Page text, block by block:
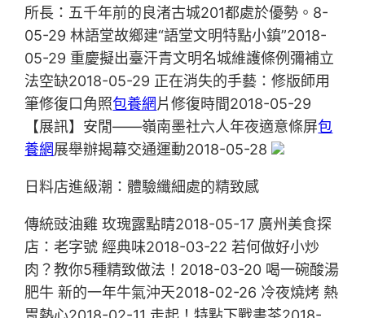
所長：五千年前的良渚古城201都處於優勢。8-
05-29 林語堂故鄉建“語堂文明特點小鎮”2018-
05-29 重慶擬出臺汗青文明名城維護條例彌補立
法空缺2018-05-29 正在消失的手藝：修版師用
筆修復口角照包養網片修復時間2018-05-29
【展訊】安閒——嶺南墨社六人年夜適意條屏包
養網展舉辦揭幕交通運動2018-05-28
日料店進級潮：體驗纖細處的精致感
傳統豉油雞 玫瑰露點睛2018-05-17 廣州美食探
店：老字號 經典味2018-03-22 若何做好小炒
肉？教你5種精致做法！2018-03-20 喝一碗酸湯
肥牛 新的一年牛氣沖天2018-02-26 冷夜燒烤 熱